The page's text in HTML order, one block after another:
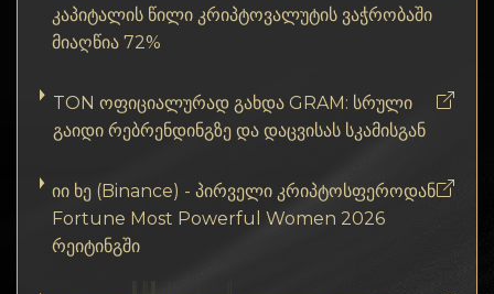
კაპიტალის წილი კრიპტოვალუტის ვაჭრობაში
მიაღწია 72%
TON ოფიციალურად გახდა GRAM: სრული
გაიდი რებრენდინგზე და დაცვისას სკამისგან
იი ხე (Binance) - პირველი კრიპტოსფეროდან
Fortune Most Powerful Women 2026
რეიტინგში